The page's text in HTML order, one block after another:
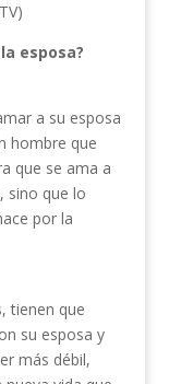
esposa?
a su esposa
hombre que
que se ama a
sino que lo
por la
tienen que
su esposa y
más débil,